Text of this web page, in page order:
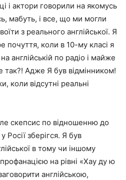
і актори говорили на якомусь
мабуть, і все, що ми могли
з реального англійської. Я
почуття, коли в 10-му класі я
англійській по радіо і майже
так?! Адже Я був відмінником!
коли відсутні реальні
скепсис по відношенню до
Росії зберігся. Я був
в тому чи іншому
на рівні «Хау ду ю
англійською,